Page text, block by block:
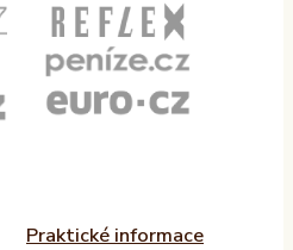
Praktické informace